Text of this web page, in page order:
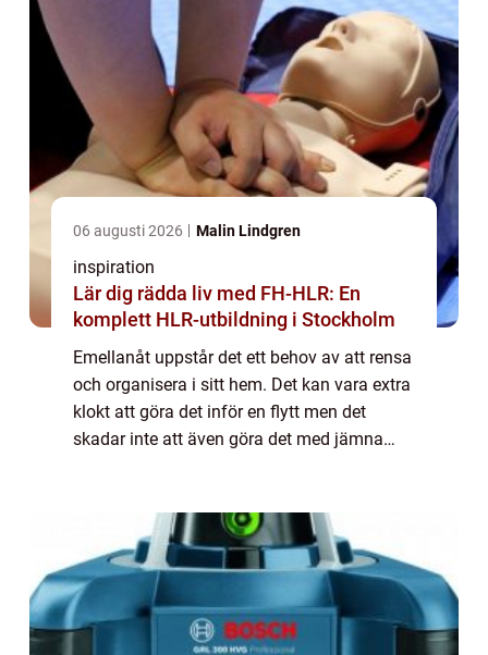
06 augusti 2026 Malin Lindgren
inspiration
Lär dig rädda liv med FH-HLR: En
komplett HLR-utbildning i Stockholm
Emellanåt uppstår det ett behov av att rensa
och organisera i sitt hem. Det kan vara extra
klokt att göra det inför en flytt men det
skadar inte att även göra det med jämna